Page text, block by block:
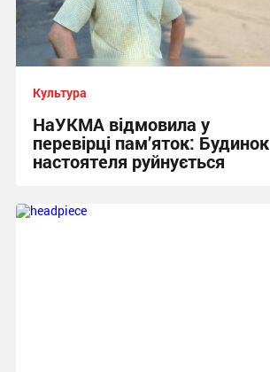
Культура
НаУКМА відмовила у
перевірці пам’яток: Будинок
настоятеля руйнується